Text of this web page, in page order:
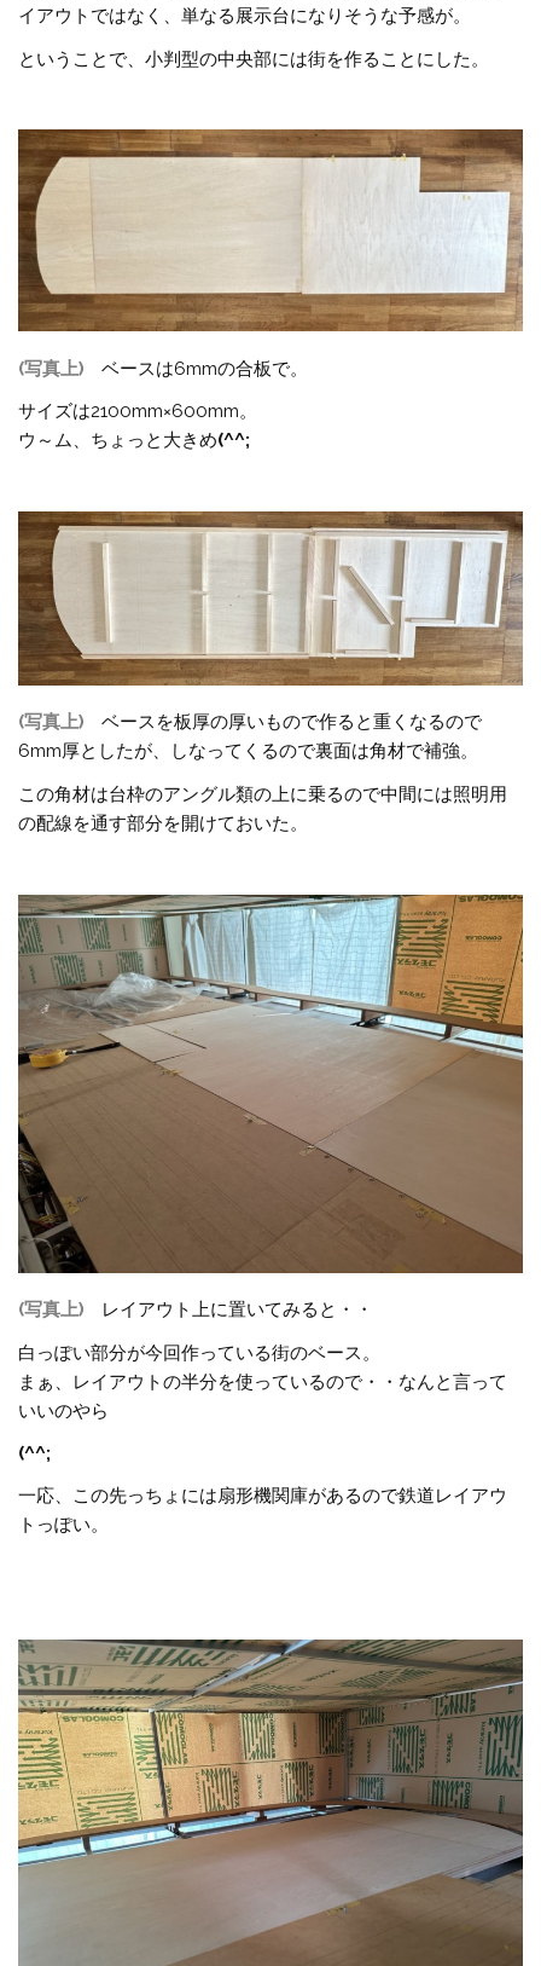
イアウトではなく、単なる展示台になりそうな予感が。
ということで、小判型の中央部には街を作ることにした。
(写真上)
ベースは6mmの合板で。
サイズは2100mm×600mm。
ウ～ム、ちょっと大きめ(^^;
(写真上)
ベースを板厚の厚いもので作ると重くなるので
6mm厚としたが、しなってくるので裏面は角材で補強。
この角材は台枠のアングル類の上に乗るので中間には照明用
の配線を通す部分を開けておいた。
(写真上)
レイアウト上に置いてみると・・
白っぽい部分が今回作っている街のベース。
まぁ、レイアウトの半分を使っているので・・なんと言って
いいのやら
(^^;
一応、この先っちょには扇形機関庫があるので鉄道レイアウ
トっぽい。